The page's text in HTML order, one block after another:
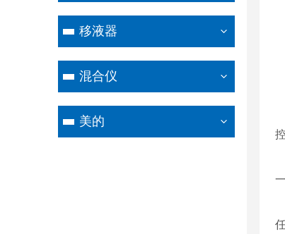
移液器
混合仪
美的